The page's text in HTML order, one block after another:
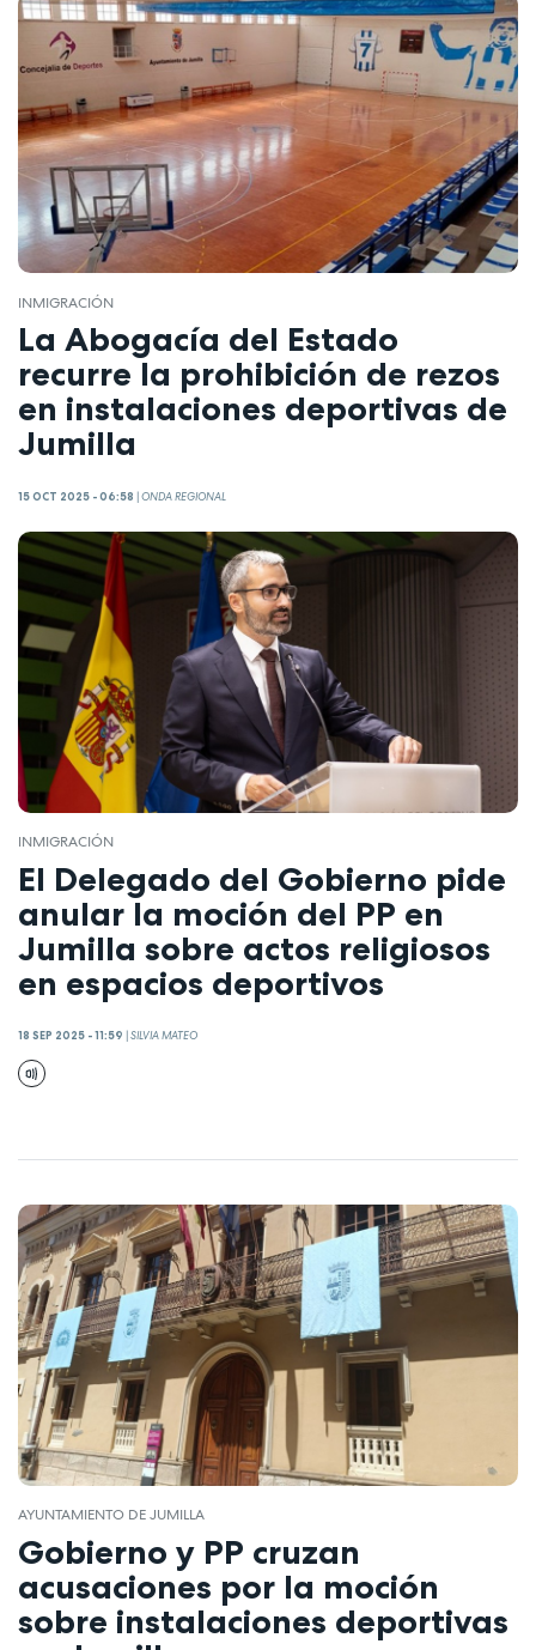
INMIGRACIÓN
La Abogacía del Estado
recurre la prohibición de rezos
en instalaciones deportivas de
Jumilla
15 OCT 2025 - 06:58 |ONDA REGIONAL
INMIGRACIÓN
El Delegado del Gobierno pide
anular la moción del PP en
Jumilla sobre actos religiosos
en espacios deportivos
18 SEP 2025 - 11:59 SILVIA MATEO
AYUNTAMIENTO DE JUMILLA
Gobierno y PP cruzan
acusaciones por la moción
sobre instalaciones deportivas